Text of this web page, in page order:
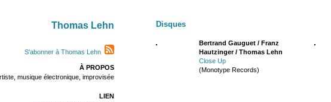
Thomas Lehn
S'abonner à Thomas Lehn
À PROPOS
musique électronique, improvisée
LIEN
Disques
Bertrand Gauguet / Franz
Hautzinger / Thomas Lehn
Close Up
(Monotype Records)